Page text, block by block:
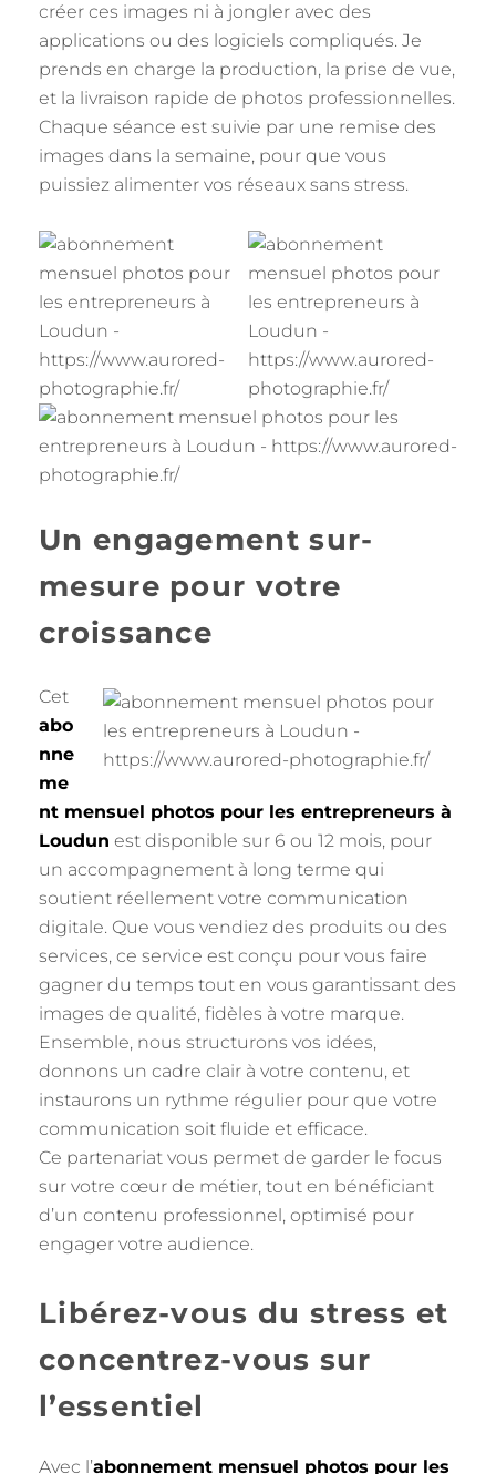
créer ces images ni à jongler avec des
applications ou des logiciels compliqués. Je
prends en charge la production, la prise de vue,
et la livraison rapide de photos professionnelles.
Chaque séance est suivie par une remise des
images dans la semaine, pour que vous
puissiez alimenter vos réseaux sans stress.
Un engagement sur-
mesure pour votre
croissance
Cet
abo
nne
me
nt mensuel photos pour les entrepreneurs à
Loudun est disponible sur 6 ou 12 mois, pour
un accompagnement à long terme qui
soutient réellement votre communication
digitale. Que vous vendiez des produits ou des
services, ce service est conçu pour vous faire
gagner du temps tout en vous garantissant des
images de qualité, fidèles à votre marque.
Ensemble, nous structurons vos idées,
donnons un cadre clair à votre contenu, et
instaurons un rythme régulier pour que votre
communication soit fluide et efficace.
Ce partenariat vous permet de garder le focus
sur votre cœur de métier, tout en bénéficiant
d’un contenu professionnel, optimisé pour
engager votre audience.
Libérez-vous du stress et
concentrez-vous sur
l’essentiel
Avec l’abonnement mensuel photos pour les